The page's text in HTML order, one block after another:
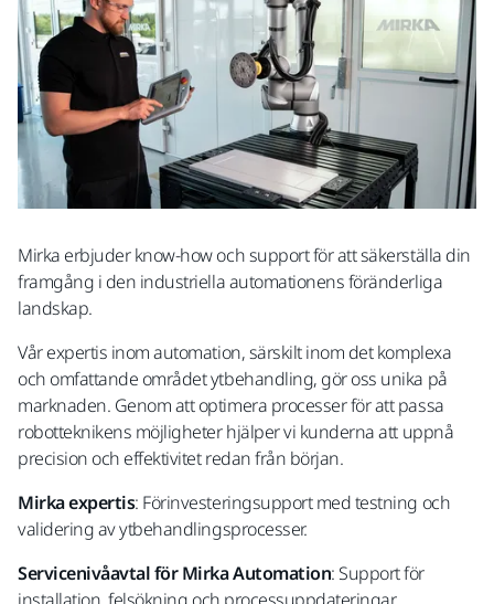
Mirka erbjuder know-how och support för att säkerställa din
framgång i den industriella automationens föränderliga
landskap.
Vår expertis inom automation, särskilt inom det komplexa
och omfattande området ytbehandling, gör oss unika på
marknaden. Genom att optimera processer för att passa
robotteknikens möjligheter hjälper vi kunderna att uppnå
precision och effektivitet redan från början.
Mirka expertis: Förinvesteringsupport med testning och
validering av ytbehandlingsprocesser.
Servicenivåavtal för Mirka Automation: Support för